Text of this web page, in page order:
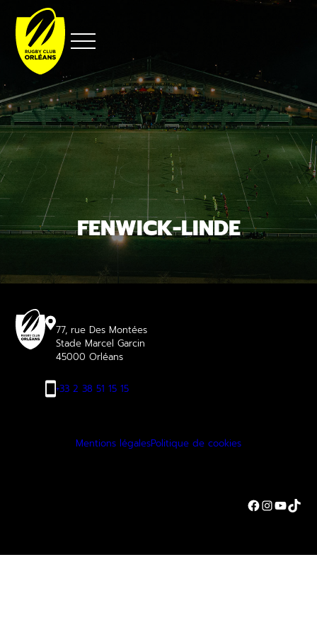
contenu
FENWICK-LINDE
77, rue Des Montées
Stade Marcel Garcin
45000 Orléans
+33 2 38 51 15 15
Mentions légalesPolitique de cookies
Facebook